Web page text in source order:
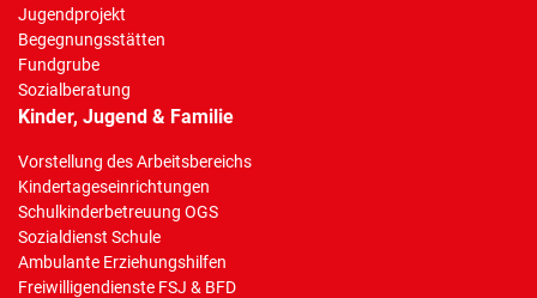
Jugendprojekt
Begegnungsstätten
Fundgrube
Sozialberatung
Kinder, Jugend & Familie
Vorstellung des Arbeitsbereichs
Kindertageseinrichtungen
Schulkinderbetreuung OGS
Sozialdienst Schule
Ambulante Erziehungshilfen
Freiwilligendienste FSJ & BFD